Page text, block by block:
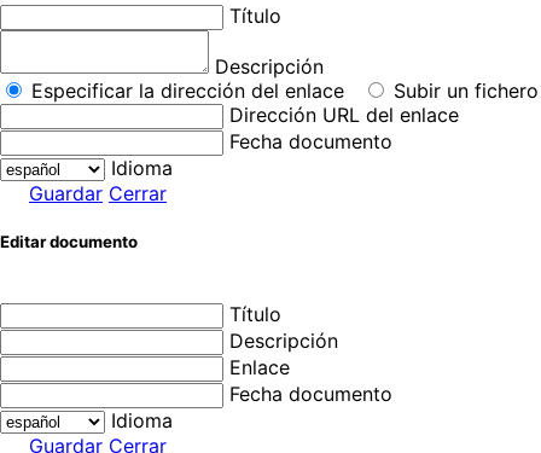
Título
Descripción
Especificar la dirección del enlace
Subir un fichero
Dirección URL del enlace
Fecha documento
Idioma
Guardar Cerrar
Editar documento
Título
Descripción
Enlace
Fecha documento
Idioma
Guardar Cerrar